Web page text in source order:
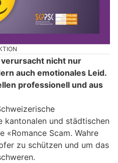
nicht nur
auch emotionales Leid.
professionell und aus
kantonalen und städtischen
«Romance Scam. Wahre
zu schützen und um das